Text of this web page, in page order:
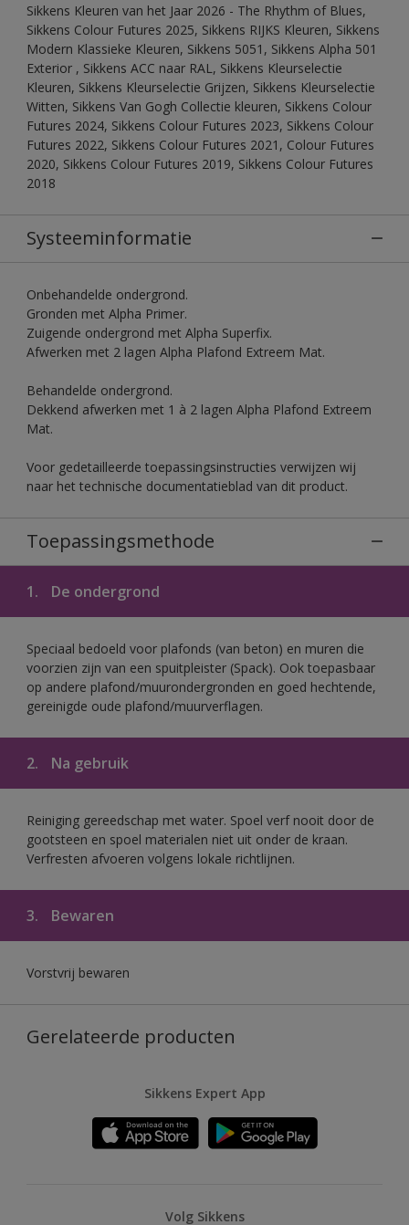
Sikkens Kleuren van het Jaar 2026 - The Rhythm of Blues,
Sikkens Colour Futures 2025, Sikkens RIJKS Kleuren, Sikkens
Modern Klassieke Kleuren, Sikkens 5051, Sikkens Alpha 501
Exterior , Sikkens ACC naar RAL, Sikkens Kleurselectie
Kleuren, Sikkens Kleurselectie Grijzen, Sikkens Kleurselectie
Witten, Sikkens Van Gogh Collectie kleuren, Sikkens Colour
Futures 2024, Sikkens Colour Futures 2023, Sikkens Colour
Futures 2022, Sikkens Colour Futures 2021, Colour Futures
2020, Sikkens Colour Futures 2019, Sikkens Colour Futures
2018
Systeeminformatie
Onbehandelde ondergrond.
Gronden met Alpha Primer.
Zuigende ondergrond met Alpha Superfix.
Afwerken met 2 lagen Alpha Plafond Extreem Mat.
Behandelde ondergrond.
Dekkend afwerken met 1 à 2 lagen Alpha Plafond Extreem
Mat.
Voor gedetailleerde toepassingsinstructies verwijzen wij
naar het technische documentatieblad van dit product.
Toepassingsmethode
1. De ondergrond
Speciaal bedoeld voor plafonds (van beton) en muren die
voorzien zijn van een spuitpleister (Spack). Ook toepasbaar
op andere plafond/muurondergronden en goed hechtende,
gereinigde oude plafond/muurverflagen.
2. Na gebruik
Reiniging gereedschap met water. Spoel verf nooit door de
gootsteen en spoel materialen niet uit onder de kraan.
Verfresten afvoeren volgens lokale richtlijnen.
3. Bewaren
Vorstvrij bewaren
Gerelateerde producten
Sikkens Expert App
Volg Sikkens